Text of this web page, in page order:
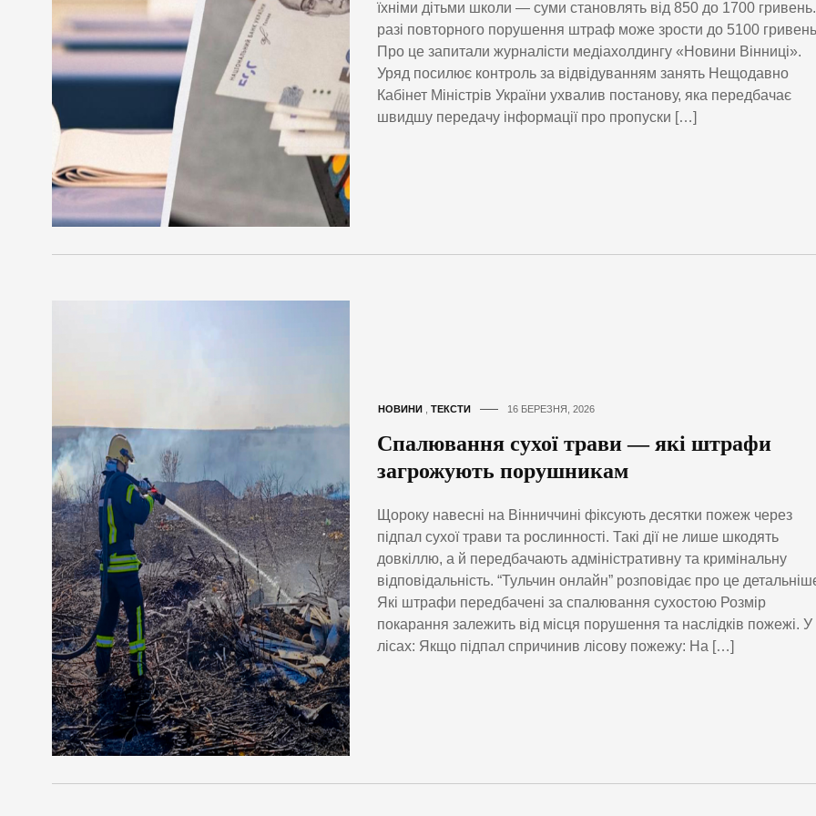
їхніми дітьми школи — суми становлять від 850 до 1700
разі повторного порушення штраф може зрости до 5100
Про це запитали журналісти медіахолдингу «Новини Вінниці».
Уряд посилює контроль за відвідуванням занять Нещодавно
Кабінет Міністрів України ухвалив постанову, яка передбачає
швидшу передачу інформації про пропуски […]
НОВИНИ , ТЕКСТИ 16 БЕРЕЗНЯ, 2026
Спалювання сухої трави — які штрафи
загрожують порушникам
Щороку навесні на Вінниччині фіксують десятки пожеж через
підпал сухої трави та рослинності. Такі дії не лише шкодять
довкіллю, а й передбачають адміністративну та кримінальну
відповідальність. “Тульчин онлайн” розповідає про це
Які штрафи передбачені за спалювання сухостою Розмір
покарання залежить від місця порушення та наслідків пожежі. У
лісах: Якщо підпал спричинив лісову пожежу: На […]